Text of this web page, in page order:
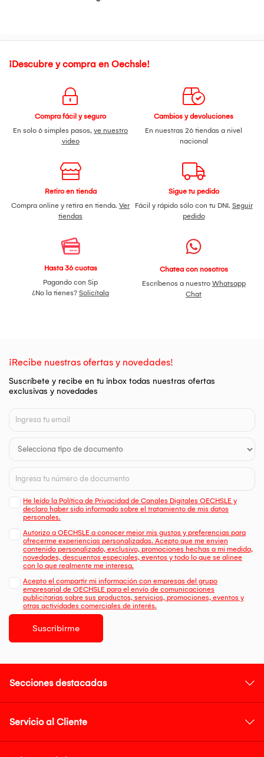
FUNCIÓN ARC FORCE
¡Descubre y compra en Oechsle!
Compra fácil y seguro
En solo 6 simples pasos, ve nuestro
video
Cambios y devoluciones
En nuestras 26 tiendas a nivel
nacional
Retiro en tienda
Compra online y retira en tienda. Ver
tiendas
Sigue tu pedido
Fácil y rápido sólo con tu DNI. Seguir
pedido
Hasta 36 cuotas
Pagando con Sip
¿No la tienes? Solicítala
Chatea con nosotros
Escríbenos a nuestro Whatsapp
Chat
¡Recibe nuestras ofertas y novedades!
Suscríbete y recibe en tu inbox todas nuestras ofertas
exclusivas y novedades
He leído la Política de Privacidad de Canales Digitales OECHSLE y
declaro haber sido informado sobre el tratamiento de mis datos
personales.
Autorizo a OECHSLE a conocer mejor mis gustos y preferencias para
ofrecerme experiencias personalizadas. Acepto que me envien
contenido personalizado, exclusivo, promociones hechas a mi medida,
novedades, descuentos especiales, eventos y todo lo que se alinee
con lo que realmente me interesa.
Acepto el compartir mi información con empresas del grupo
empresarial de OECHSLE para el envío de comunicaciones
publicitarias sobre sus productos, servicios, promociones, eventos y
otras actividades comerciales de interés.
Suscribirme
Secciones destacadas
Servicio al Cliente